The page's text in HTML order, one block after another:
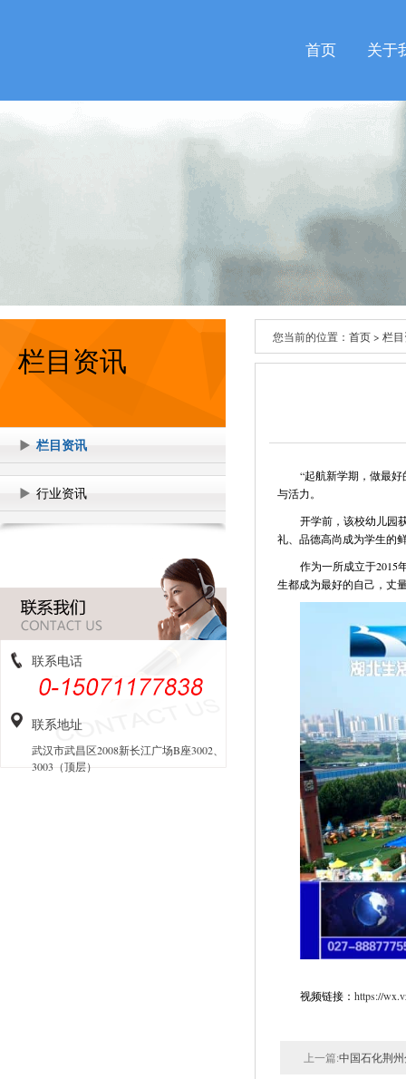
首页 关于
栏目资讯
栏目资讯
行业资讯
联系电话
联系地址
武汉市武昌区2008新长江广场B座3002、
3003（顶层）
您当前的位置： 首页> 栏
“起航新学期，做最
与活力。
开学前，该校幼儿园
礼、品德高尚成为学生的
作为一所成立于2015
生都成为最好的自己，丈
视频链接： https://
上一篇:中国石化荆